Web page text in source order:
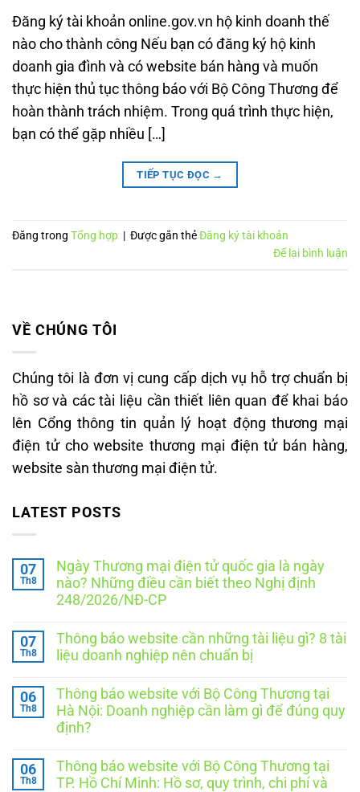
VỀ CHÚNG TÔI
Chúng tôi là đơn vị cung cấp dịch vụ hỗ trợ chuẩn bị
hồ sơ và các tài liệu cần thiết liên quan để khai báo
lên Cổng thông tin quản lý hoạt động thương mại
điện tử cho website thương mại điện tử bán hàng,
website sàn thương mại điện tử.
LATEST POSTS
07
Th8
Ngày Thương mại điện tử quốc gia là ngày
nào? Những điều cần biết theo Nghị định
248/2026/NĐ-CP
bình
luận
ở
mại
điện
tử
quốc
ngày
nào?
Những
07
Th8
Thông báo website cần những tài liệu gì? 8 tài
liệu doanh nghiệp nên chuẩn bị
bình
luận
ở
Thông
cần
những
06
Th8
Thông báo website với Bộ Công Thương tại
Hà Nội: Doanh nghiệp cần làm gì để đúng quy
định?
bình
luận
06
Th8
Thông báo website với Bộ Công Thương tại
TP. Hồ Chí Minh: Hồ sơ, quy trình, chi phí và
Đăng ký tài khoản online.gov.vn hộ kinh doanh thế
nào cho thành công Nếu bạn có đăng ký hộ kinh
doanh gia đình và có website bán hàng và muốn
thực hiện thủ tục thông báo với Bộ Công Thương để
hoàn thành trách nhiệm. Trong quá trình thực hiện,
bạn có thể gặp nhiều […]
TIẾP TỤC ĐỌC →
Đăng trong Tổng hợp | Được gắn thẻĐăng ký tài khoản
Để lại bình luận